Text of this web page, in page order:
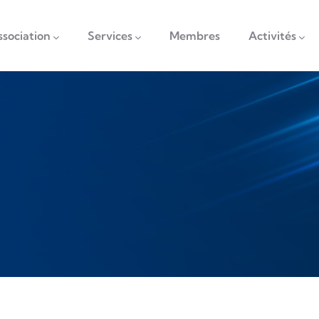
Services Membres Activités